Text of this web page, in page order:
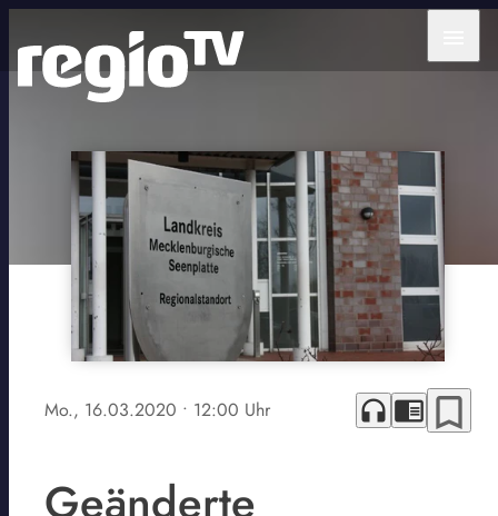
Mo., 16.03.2020 • 12:00 Uhr headphones chrome_reader_mode bookmark_border
Geänderte